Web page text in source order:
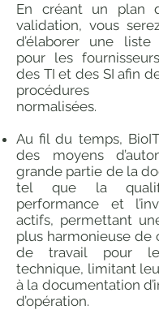
En créant un plan
validation, vous
d’élaborer une
pour les
des TI et des SI afin
procédures
normalisées.
Au fil du temps,
des moyens
grande partie de la
tel que la
performance et
actifs, permettant
plus harmonieuse de
de travail pour le
technique, limitant
à la documentation
d’opération.